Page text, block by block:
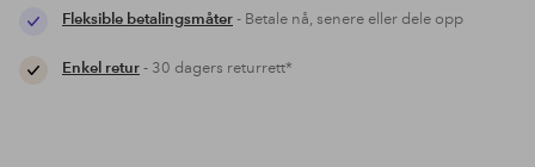
Fleksible betalingsmåter- Betale nå, senere eller dele opp
Enkel retur- 30 dagers returrett*